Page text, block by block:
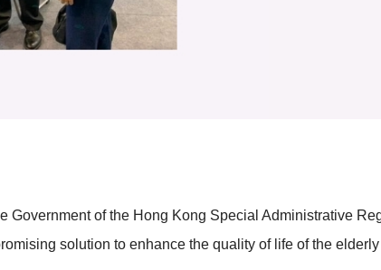
of the Hong Kong Special Administrative
solution to enhance the quality of life of the